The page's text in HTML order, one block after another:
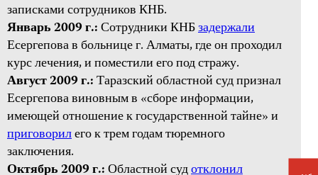
записками сотрудников КНБ.
Январь 2009 г.:Сотрудники КНБзадержали
Есергепова в больнице г. Алматы, где он проходил
курс лечения, и поместили его под стражу.
Август 2009 г.:Таразский областной суд признал
Есергепова виновным в «сборе информации,
имеющей отношение к государственной тайне» и
приговорилего к трем годам тюремного
заключения.
Октябрь 2009 г.:Областной судотклонил